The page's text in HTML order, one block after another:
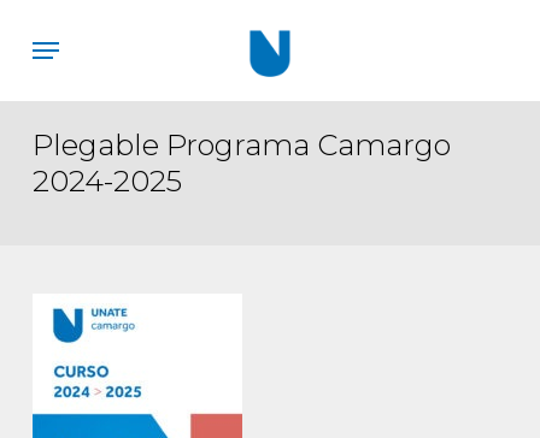
content
Menu
Plegable Programa Camargo
2024-2025